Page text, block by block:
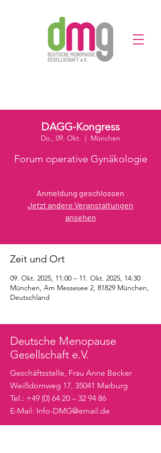
DAGG-Kongress
Do., 09. Okt.
  |
München
Forum operative Gynäkologie
Anmeldung geschlossen
Jetzt andere Veranstaltungen
ansehen
Zeit und Ort
09. Okt. 2025, 11:00 – 11. Okt. 2025, 14:30
München, Am Messesee 2, 81829 München,
Deutschland
Deutsche Menopause
Gesellschaft e.V.
Geschäftsstelle, Frau Anne Becker
Weißdornweg 17, 35041 Marburg
Tel.: +49 (0) 64 20 – 32 94 86
E-Mail: Info-DMG@email.de